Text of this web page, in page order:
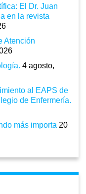
El Dr. Juan
en la revista
Atención
4 agosto,
al EAPS de
de Enfermería.
más importa 20